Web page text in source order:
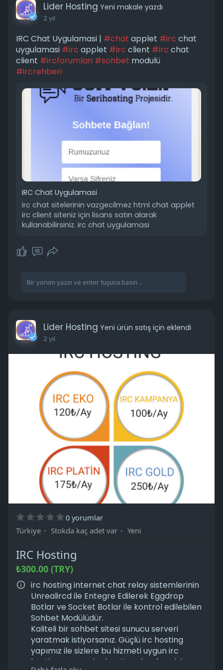
Lider Hosting Yeni makale yazdı
2 yıl
IRC Chat Uygulamasi | #chat applet #irc chat
uygulamasi #irc applet #irc client #irc chat
client #ircforumlari #sohbet modulü
#ircrehberi
IRC Chat Uygulamasi
irc chat sitelerinin vazgecilmez html chat applet
irc client siteniz için lisans satın alarak
kullanabilirsiniz. irc chat uygulamasi
Lider Hosting Yeni ürün satış için eklendi
2 yıl
0 yorumlar
Türkiye · Stokda kaç adet var · Yeni
IRC Hosting
₺300.00 (TRY)
irc hosting internet chat relay sistemlerinin
Unrealircd ile Entegre Edilerek Eggdrop
Botlar ve Socket Botlar ile kontrol edilebilen
Sohbet Modülüdür.
Kaliteli bir sohbet sitesi sunucu serveri
yaratmak istiyorsanız. Güçlü irc hosting
yapımız ile sizlere bu hizmeti uygun irc
hosting ve ucuz irc hosting olarak en iyi